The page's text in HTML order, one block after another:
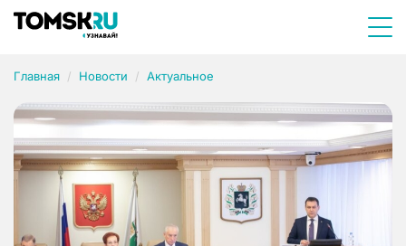
Главная Новости Актуальное